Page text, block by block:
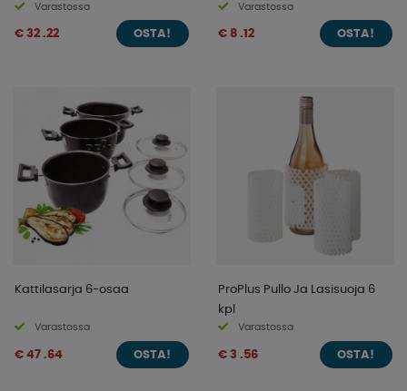
Varastossa
€ 32 .22 OSTA!
Varastossa
€ 8 .12 OSTA!
Kattilasarja 6-osaa
Varastossa
€ 47 .64 OSTA!
ProPlus Pullo Ja Lasisuoja 6
kpl
Varastossa
€ 3 .56 OSTA!